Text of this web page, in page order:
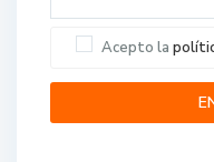
Acepto la